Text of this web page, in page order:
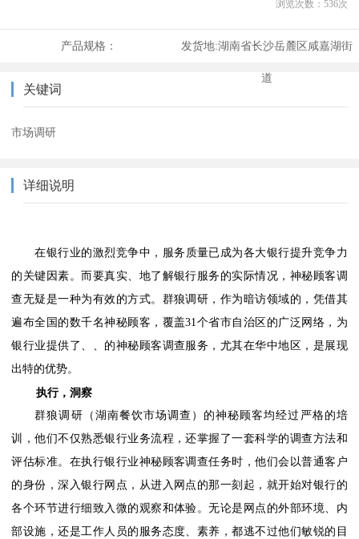
浏览次数： 536次
产品规格： 发货地:湖南省长沙岳麓区咸嘉湖街
道
关键词
市场调研
详细说明
在银行业的激烈竞争中，服务质量已成为各大银行提升竞争力
的关键因素。而要真实、地了解银行服务的实际情况，神秘顾客调
查无疑是一种为有效的方式。群狼调研，作为暗访领域的，凭借其
遍布全国的数千名神秘顾客，覆盖31个省市自治区的广泛网络，为
银行业提供了、、的神秘顾客调查服务，尤其在华中地区，是展现
出特的优势。
执行，洞察
群狼调研（湖南餐饮市场调查）的神秘顾客均经过严格的培
训，他们不仅熟悉银行业务流程，还掌握了一套科学的调查方法和
评估标准。在执行银行业神秘顾客调查任务时，他们会以普通客户
的身份，深入银行网点，从进入网点的那一刻起，就开始对银行的
各个环节进行细致入微的观察和体验。无论是网点的外部环境、内
部设施，还是工作人员的服务态度、素养，都逃不过他们敏锐的目